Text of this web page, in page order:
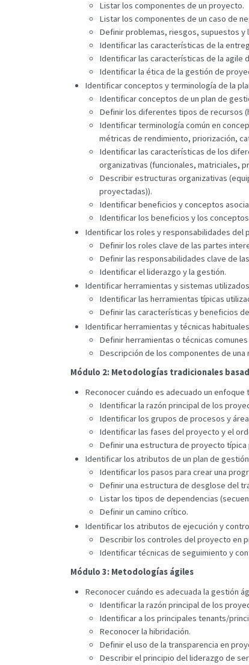
Listar los componentes de un proyecto.
Listar los componentes de un caso de
Definir problemas, riesgos, supuestos y
Identificar las características de la
Identificar las características de la agile
Identificar la ética de la gestión de
Identificar conceptos y terminología de la
Identificar conceptos de un plan de
Definir los diferentes tipos de recursos
Identificar terminología común en
métricas de rendimiento, priorización,
Identificar las características de los
organizativas (funcionales, matriciales,
Describir estructuras organizativas
proyectadas)).
Identificar beneficios y conceptos
Identificar los beneficios y los
Identificar los roles y responsabilidades del
Definir los roles clave de las partes
Definir las responsabilidades clave de
Identificar el liderazgo y la gestión.
Identificar herramientas y sistemas
Identificar las herramientas típicas
Definir las características y beneficios
Identificar herramientas y técnicas
Definir herramientas o técnicas
Descripción de los componentes de una
Módulo 2: Metodologías tradicionales
Reconocer cuándo es adecuado un enfoque
Identificar la razón principal de los
Identificar los grupos de procesos y
Identificar las fases del proyecto y el
Definir una estructura de proyecto típica
Identificar los atributos de un plan de
Identificar los pasos para crear una
Definir una estructura de desglose del
Listar los tipos de dependencias
Definir un camino crítico.
Identificar los atributos de ejecución y
Describir los controles del proyecto en
Identificar técnicas de seguimiento y
Módulo 3: Metodologías ágiles
Reconocer cuándo es adecuada la gestión
Identificar la razón principal de los
Identificar a los principales tenants/
Reconocer la hibridación.
Definir el uso de la transparencia en
Describir el principio del liderazgo de